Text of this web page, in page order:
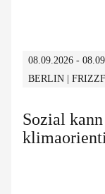
08.09.2026 -
BERLIN |
Sozial